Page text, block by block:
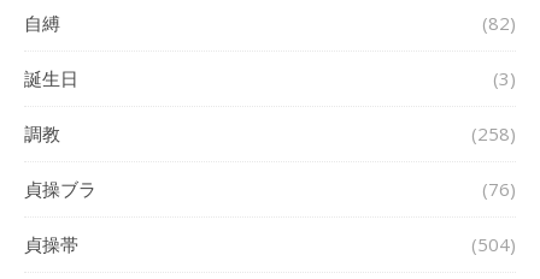
自縛 (82)
誕生日 (3)
調教 (258)
貞操ブラ (76)
貞操帯 (504)